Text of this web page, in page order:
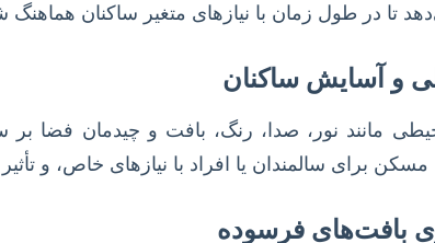
تا در طول زمان با نیازهای متغیر ساکنان هماهنگ
مانند نور، صدا، رنگ، بافت و چیدمان فضا
برای سالمندان یا افراد با نیازهای خاص، و